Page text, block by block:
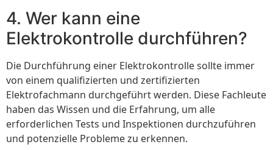
4. Wer kann eine
Elektrokontrolle durchführen?
Die Durchführung einer Elektrokontrolle sollte immer
von einem qualifizierten und zertifizierten
Elektrofachmann durchgeführt werden. Diese Fachleute
haben das Wissen und die Erfahrung, um alle
erforderlichen Tests und Inspektionen durchzuführen
und potenzielle Probleme zu erkennen.